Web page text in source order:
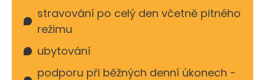
stravování po celý den včetně pitného
režimu
ubytování
podporu při běžných denní úkonech -